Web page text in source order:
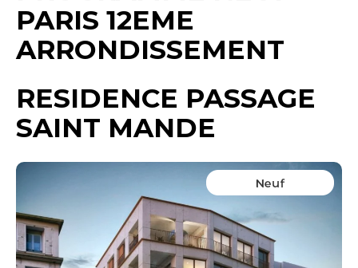
PARIS 12EME
ARRONDISSEMENT
RESIDENCE PASSAGE
SAINT MANDE